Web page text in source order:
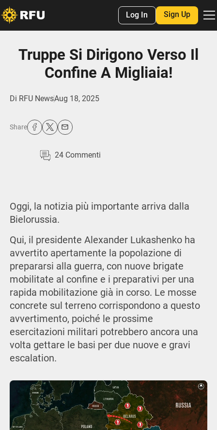
Log In Sign Up
Truppe Si Dirigono Verso Il
Confine A Migliaia!
Di RFU NewsAug 18, 2025
Share
24 Commenti
Oggi, la notizia più importante arriva dalla
Bielorussia.
Qui, il presidente Alexander Lukashenko ha
avvertito apertamente la popolazione di
prepararsi alla guerra, con nuove brigate
mobilitate al confine e i preparativi per una
rapida mobilitazione già in corso. Le mosse
concrete sul terreno corrispondono a questo
avvertimento, poiché le prossime
esercitazioni militari potrebbero ancora una
volta gettare le basi per due nuove e gravi
escalation.